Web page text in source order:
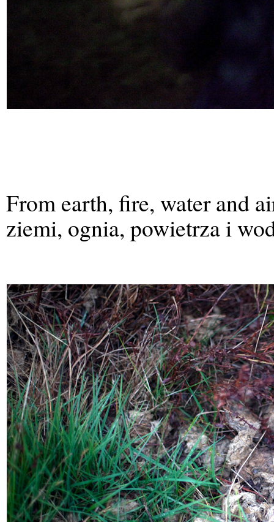
From earth, fire, water and
ziemi, ognia, powietrza i